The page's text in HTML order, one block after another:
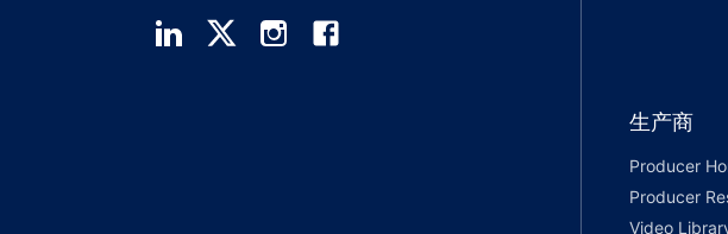
生产商
Producer
Producer
Video